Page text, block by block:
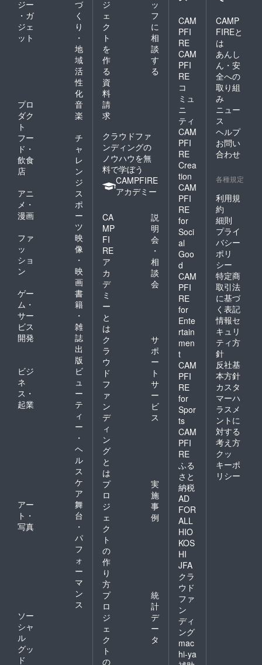
号 住
所 氏
びいた
だけま
す。→
● 文字
色は、
白 / 黒 /
金 / 銀 /
彫りの
み(無色)
からお
選びい
ただけ
ます。
→ ※ 彫
刻でき
る文字
につい
て ・
上段部
には日
本語2文
字(アル
ファ
ベット
では4文
字)ま
で ・
下段部
には日
本語6文
字(アル
ファ
ベット
では10
文字)ま
で ※ 旧
字など
一部彫
刻でき
ない文
字がご
ざいま
す。 ※
上段
部、最
大３文
字対応
可能で
すが、
ジー
・ガ
ジェ
ット
づ
く
り
・
地
域
活
性
化
プロ
ダク
ト
音
楽
フー
ド・
飲食
店
チ
ャ
レ
ン
ジ
アニ
メ・
漫画
ス
ポ
ー
ツ
ファ
ッ
ショ
ン
映
像
・
映
画
ゲー
ム・
サー
ビス
開発
書
籍
・
雑
誌
出
版
ビジ
ネ
ス・
起業
ビ
ュ
ー
テ
ィ
ー
・
ヘ
ル
ス
ケ
ア
アー
ト・
写真
舞
台
・
パ
フ
ォ
ー
マ
ン
ス
ソー
シャ
ル
グッ
ド
ジ
ェ
ク
ト
を
作
る
ッ
フ
に
相
談
す
る
資
料
請
求
クラウドファ
ンディングの
ノウハウを無
料で学ぼう
CAMPFIRE
アカデミー
CA
MP
FI
RE
ア
カ
デ
ミ
ー
と
は
説
明
会
・
相
談
会
ク
ラ
ウ
ド
フ
ァ
ン
デ
ィ
ン
グ
と
は
サ
ポ
ー
ト
サ
ー
ビ
ス
プ
ロ
ジ
ェ
ク
ト
の
作
り
方
実
施
事
例
プ
ロ
ジ
ェ
ク
ト
の
統
計
デ
ー
タ
CAM
PFI
RE
CAM
PFI
RE
コ
ミュ
ニ
ティ
CAM
PFI
RE
Crea
tion
CAM
PFI
RE
for
Soci
al
Goo
d
CAM
PFI
RE
for
Ente
rtain
men
t
CAM
PFI
RE
for
Spor
ts
CAM
PFI
RE
ふる
さと
納税
AD
FOR
ALL
HIO
KOS
HI
JFA
クラ
ウド
ファ
ン
ディ
ング
mac
hi-ya
CAMP
FIREと
は
あんし
ん・安
全への
取り組
み
ニュー
ス
ヘルプ
お問い
合わせ
各種規定
利用規
約
細則
プライ
バシー
ポリ
シー
特定商
取引法
に基づ
く表記
情報セ
キュリ
ティ方
針
反社基
本方針
カスタ
マーハ
ラスメ
ントに
対する
考え方
クッ
キーポ
リシー